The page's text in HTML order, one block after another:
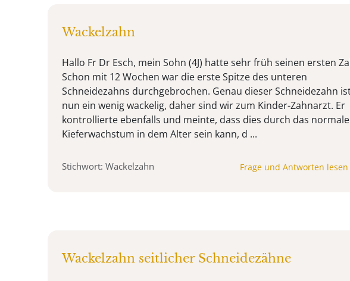
Wackelzahn
Hallo Fr Dr Esch, mein Sohn (4J) hatte sehr früh seinen ersten
Schon mit 12 Wochen war die erste Spitze des unteren
Schneidezahns durchgebrochen. Genau dieser Schneidezahn
nun ein wenig wackelig, daher sind wir zum Kinder-Zahnarzt. Er
kontrollierte ebenfalls und meinte, dass dies durch das normale
Kieferwachstum in dem Alter sein kann, d ...
Stichwort: Wackelzahn Frage und Antworten lesen
Wackelzahn seitlicher Schneidezähne